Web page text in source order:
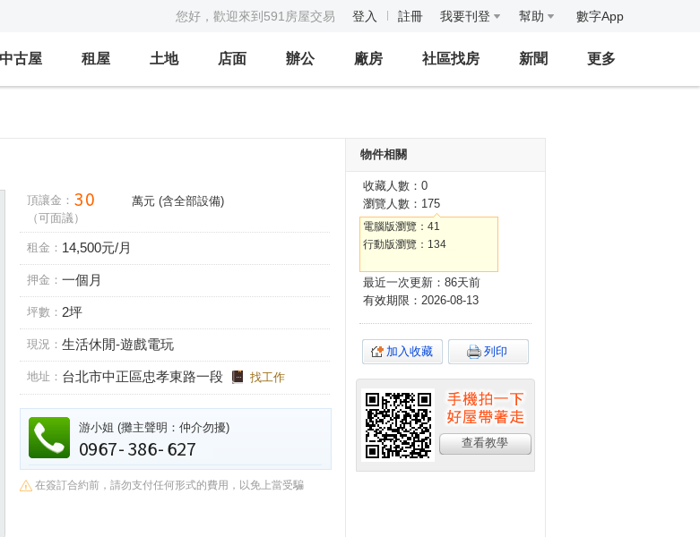
您好，歡迎來到591房屋交易 登入 註冊 我要刊登 幫助 數字App
中古屋 租屋 土地 店面 辦公 廠房 社區找房 新聞 更多
頂讓金：
萬元 (含全部設備)
（可面議）
租金： 14,500元/月
押金： 一個 月
坪數： 2坪
現況： 生活休閒-遊戲電玩
地址： 台北市中正區忠孝東路一段 找工作
游小姐 (攤主聲明：仲介勿擾)
在簽訂合約前，請勿支付任何形式的費用，以免上當受騙
物件相關
收藏人數：0
瀏覽人數：175
電腦版瀏覽：41
行動版瀏覽：134
最近一次更新：86天前
有效期限：2026-08-13
加入收藏 列印
查看教學